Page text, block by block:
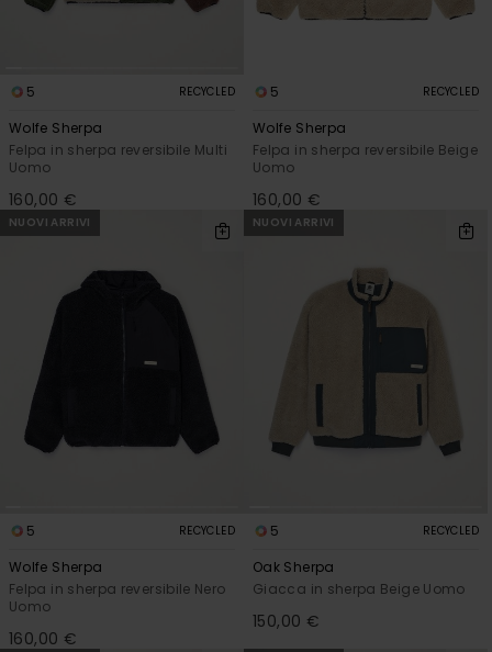
5 RECYCLED
Wolfe Sherpa
Felpa in sherpa reversibile Multi
Uomo
160,00 €
5 RECYCLED
Wolfe Sherpa
Felpa in sherpa reversibile Beige
Uomo
160,00 €
NUOVI ARRIVI
5 RECYCLED
Wolfe Sherpa
Felpa in sherpa reversibile Nero
Uomo
160,00 €
NUOVI ARRIVI
5 RECYCLED
Oak Sherpa
Giacca in sherpa Beige Uomo
150,00 €